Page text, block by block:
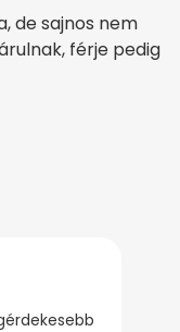
de sajnos nem
férje pedig